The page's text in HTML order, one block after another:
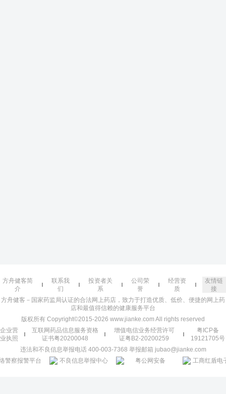
方舟健客简
介
联系我
们
投资者关
系
公司荣
誉
经营资
质
友情链
接
方舟健客－国家药监局认证的合法网上药店，致力于打造优质、低价、便捷的网上药
店和最值得信赖的健康服务平台
版权所有 Copyright©2015-2026 www.jianke.com All rights reserved
企业营
业执照
互联网药品信息服务资格
证书粤20200048
增值电信业务经营许可
证粤B2-20200259
粤ICP备
19121705号
违法和不良信息举报电话 400-003-7368 举报邮箱 jubao@jianke.com